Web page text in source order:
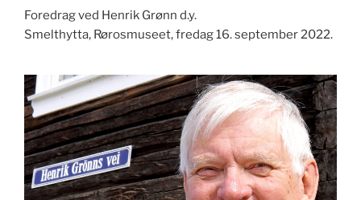
Foredrag ved Henrik Grønn d.y.
Smelthytta, Rørosmuseet, fredag 16. september 2022.